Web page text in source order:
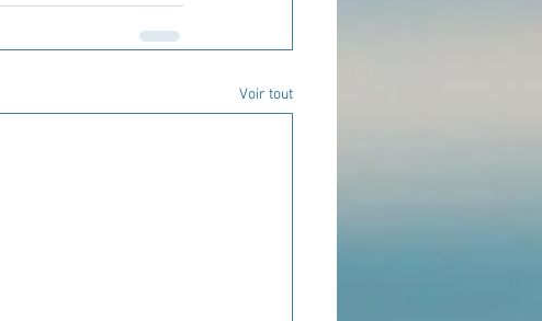
Voir tout